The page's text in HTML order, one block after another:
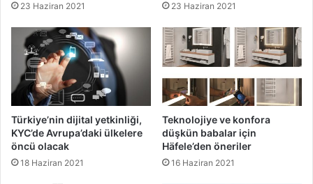
23 Haziran 2021 23 Haziran 2021
Türkiye’nin dijital yetkinliği,
KYC’de Avrupa’daki ülkelere
öncü olacak
18 Haziran 2021
Teknolojiye ve konfora
düşkün babalar için
Häfele’den öneriler
16 Haziran 2021